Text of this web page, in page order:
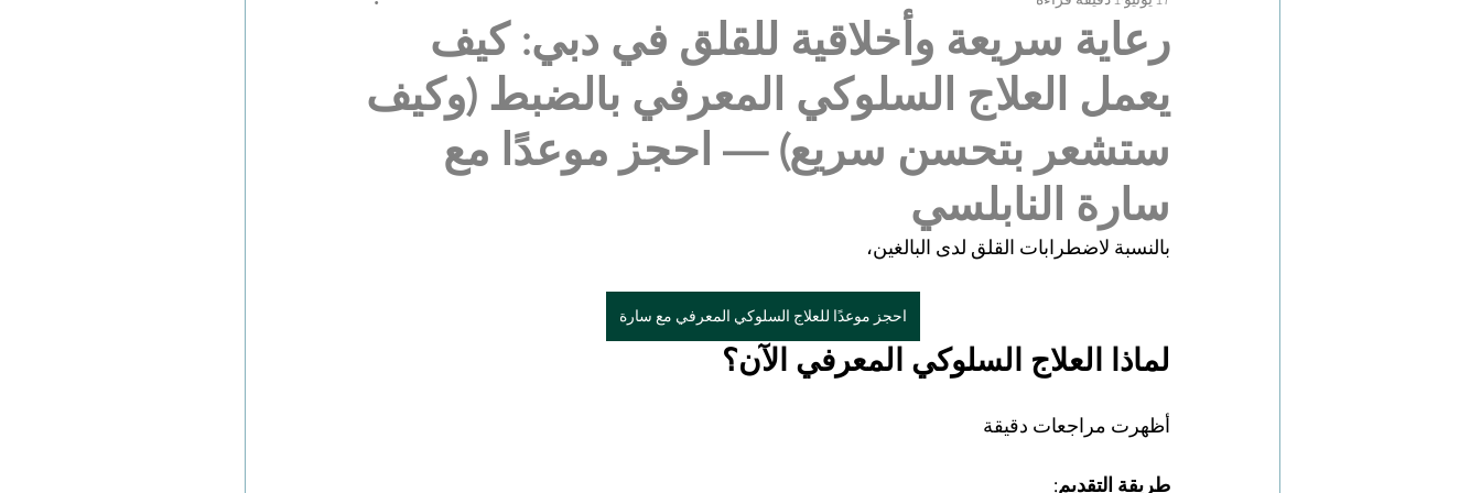
رعاية سريعة وأخلاقية للقلق في دبي: كيف
يعمل العلاج السلوكي المعرفي بالضبط (وكيف
ستشعر بتحسن سريع) — احجز موعدًا مع
سارة النابلسي
بالنسبة لاضطرابات القلق لدى البالغين،
احجز موعدًا للعلاج السلوكي المعرفي مع سارة
لماذا العلاج السلوكي المعرفي الآن؟
أظهرت مراجعات دقيقة
طريقة التقديم: